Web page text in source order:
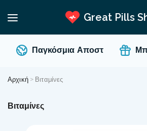
Great Pills
Παγκόσμια Αποστ
Αρχική> Βιταμίνες
Βιταμίνες